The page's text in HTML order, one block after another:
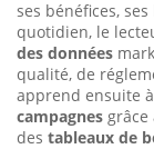
ses bénéfices,
quotidien, le
des données
qualité, de
apprend ensuite
campagnes grâce
des tableaux de